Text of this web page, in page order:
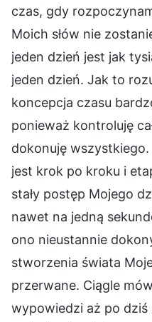
czas, gdy
Moich słów nie
jeden dzień jest jak
jeden dzień. Jak to
koncepcja czasu
ponieważ kontroluję
dokonuję
jest krok po kroku i
stały postęp Mojego
nawet na jedną
ono nieustannie
stworzenia świata
przerwane. Ciągle
wypowiedzi aż po dziś